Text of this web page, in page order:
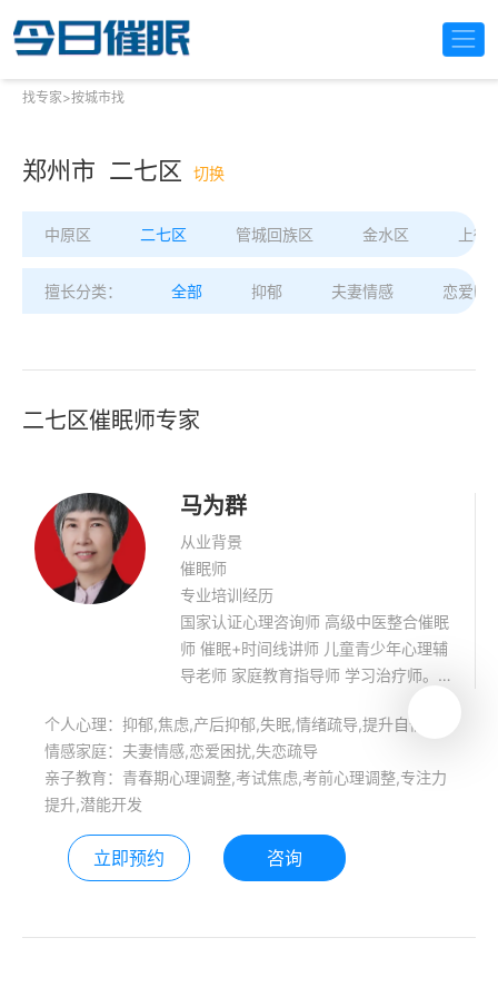
找专家>按城市找
郑州市 二七区 切换
中原区 二七区 管城回族区 金水区 上街
擅长分类： 全部 抑郁 夫妻情感 恋爱困
二七区催眠师专家
马为群
从业背景
催眠师
专业培训经历
国家认证心理咨询师 高级中医整合催眠
师 催眠+时间线讲师 儿童青少年心理辅
导老师 家庭教育指导师 学习治疗师。
年的咨询经验，擅长领域：童年创伤影
响当下情绪催眠干预、非器质性身体病
痛、各种情绪问题、婚姻恋爱及学生各
个人心理：抑郁,焦虑,产后抑郁,失眠,情绪疏导,提升自信
情感家庭：夫妻情感,恋爱困扰,失恋疏导
亲子教育：青春期心理调整,考试焦虑,考前心理调整,专注力
提升,潜能开发
立即预约 咨询